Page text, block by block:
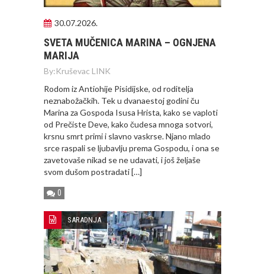
30.07.2026.
SVETA MUČENICA MARINA – OGNJENA
MARIJA
By:Kruševac LINK
Rodom iz Antiohije Pisidijske, od roditelja
neznabožačkih. Tek u dvanaestoj godini ču
Marina za Gospoda Isusa Hrista, kako se vaploti
od Prečiste Deve, kako čudesa mnoga sotvori,
krsnu smrt primi i slavno vaskrse. Njano mlado
srce raspali se ljubavlju prema Gospodu, i ona se
zavetovaše nikad se ne udavati, i još željaše
svom dušom postradati […]
0
SARADNJA